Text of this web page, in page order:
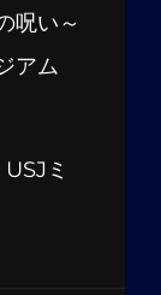
呪い～
アム
ミ